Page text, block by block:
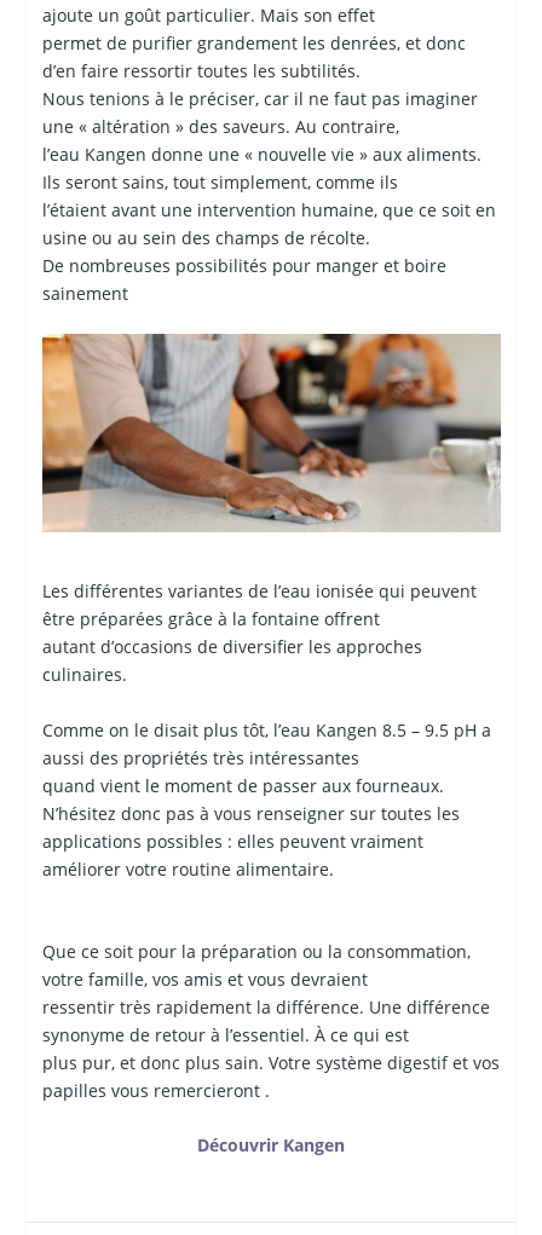
ajoute un goût particulier. Mais son effet
permet de purifier grandement les denrées, et donc
d’en faire ressortir toutes les subtilités.
Nous tenions à le préciser, car il ne faut pas imaginer
une « altération » des saveurs. Au contraire,
l’eau Kangen donne une « nouvelle vie » aux aliments.
Ils seront sains, tout simplement, comme ils
l’étaient avant une intervention humaine, que ce soit en
usine ou au sein des champs de récolte.
De nombreuses possibilités pour manger et boire
sainement
Les différentes variantes de l’eau ionisée qui peuvent
être préparées grâce à la fontaine offrent
autant d’occasions de diversifier les approches
culinaires.
Comme on le disait plus tôt, l’eau Kangen 8.5 – 9.5 pH a
aussi des propriétés très intéressantes
quand vient le moment de passer aux fourneaux.
N’hésitez donc pas à vous renseigner sur toutes les
applications possibles : elles peuvent vraiment
améliorer votre routine alimentaire.
Que ce soit pour la préparation ou la consommation,
votre famille, vos amis et vous devraient
ressentir très rapidement la différence. Une différence
synonyme de retour à l’essentiel. À ce qui est
plus pur, et donc plus sain. Votre système digestif et vos
papilles vous remercieront .
Découvrir Kangen